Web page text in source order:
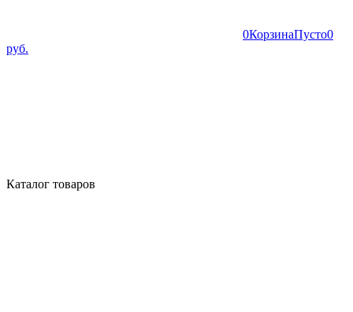
0КорзинаПусто0
руб.
Каталог товаров